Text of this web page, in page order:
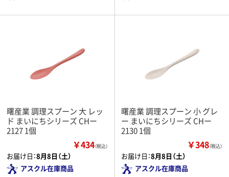
曙産業 調理スプーン 大 レッ
ド まいにちシリーズ CHー
2127 1個
￥434（税込）
お届け日：8月8日（土）
アスクル在庫商品
曙産業 調理スプーン 小 グレ
ー まいにちシリーズ CHー
2130 1個
￥348（税込）
お届け日：8月8日（土）
アスクル在庫商品